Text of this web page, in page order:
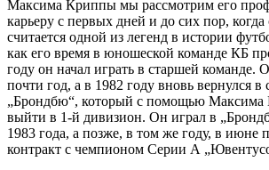
Максима Криппы мы рассмотрим его
карьеру с первых дней и до сих пор,
считается одной из легенд в истории
как его время в юношеской команде КБ
году он начал играть в старшей команде.
почти год, а в 1982 году вновь вернулся
„Брондбю“, который с помощью
выйти в 1-й дивизион. Он играл в
1983 года, а позже, в том же году, в июне
контракт с чемпионом Серии А